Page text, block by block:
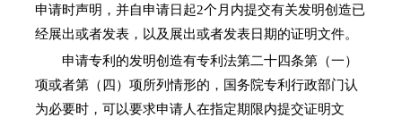
申请时声明，并自申请日起2个月内提交有关发明创造已
经展出或者发表，以及展出或者发表日期的证明文件。
申请专利的发明创造有专利法第二十四条第（一）
项或者第（四）项所列情形的，国务院专利行政部门认
为必要时，可以要求申请人在指定期限内提交证明文